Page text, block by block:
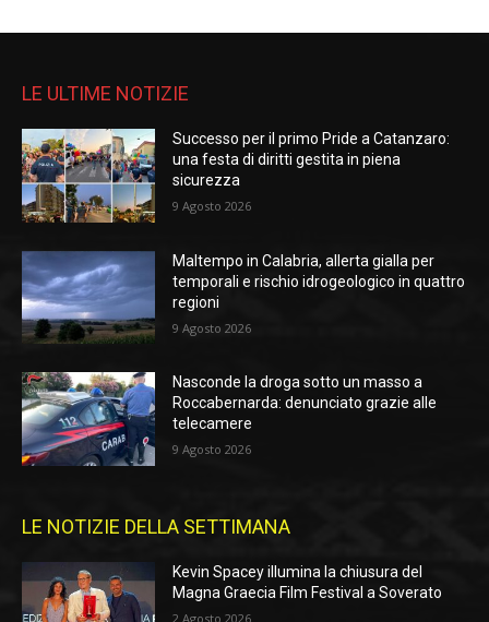
LE ULTIME NOTIZIE
Successo per il primo Pride a Catanzaro:
una festa di diritti gestita in piena
sicurezza
9 Agosto 2026
Maltempo in Calabria, allerta gialla per
temporali e rischio idrogeologico in quattro
regioni
9 Agosto 2026
Nasconde la droga sotto un masso a
Roccabernarda: denunciato grazie alle
telecamere
9 Agosto 2026
LE NOTIZIE DELLA SETTIMANA
Kevin Spacey illumina la chiusura del
Magna Graecia Film Festival a Soverato
2 Agosto 2026